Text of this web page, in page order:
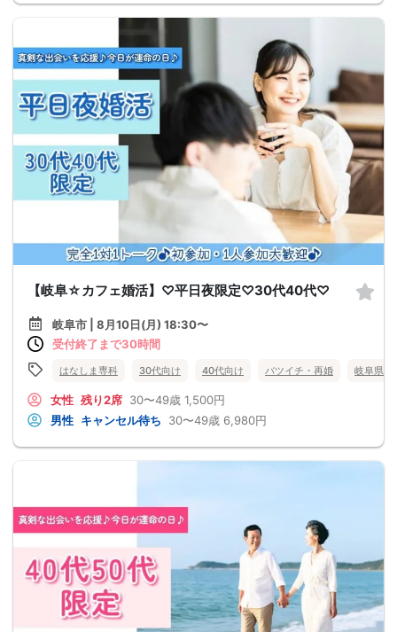
【岐阜☆カフェ婚活】♡平日夜限定♡30代40代♡
岐阜市 | 8月10日(月) 18:30〜
受付終了まで30時間
はなしま専科 30代向け 40代向け バツイチ・再婚 岐阜県
女性 残り2席 30〜49歳 1,500円
男性 キャンセル待ち 30〜49歳 6,980円